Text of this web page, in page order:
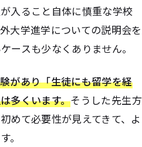
入ること自体に慎重な学校
大学進学についての説明会を
ースも少なくありません。
があり「生徒にも留学を経
多くいます。そうした先生方
めて必要性が見えてきて、よ
。